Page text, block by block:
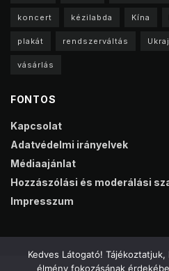
koncert kézilabda Kína
plakát rendszerváltás
vásárlás
FONTOS
Kapcsolat
Adatvédelmi irányelvek
Médiaajánlat
Hozzászólási és moderálási
Impresszum
Kedves Látogató!
élmény fokozásának